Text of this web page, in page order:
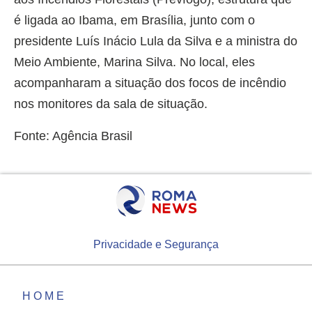
é ligada ao Ibama, em Brasília, junto com o
presidente Luís Inácio Lula da Silva e a ministra do
Meio Ambiente, Marina Silva. No local, eles
acompanharam a situação dos focos de incêndio
nos monitores da sala de situação.
Fonte: Agência Brasil
Privacidade e Segurança
HOME